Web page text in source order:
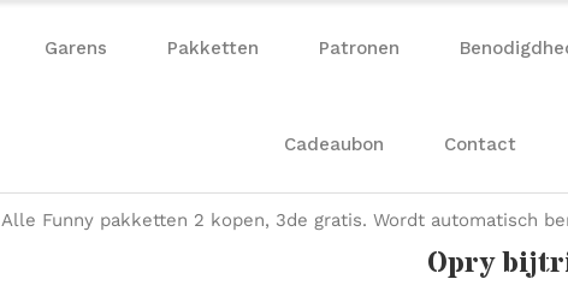
Garens Pakketten Patronen
Cadeaubon Contact
Alle Funny pakketten 2 kopen, 3de gratis. Wordt automatisch
Opry